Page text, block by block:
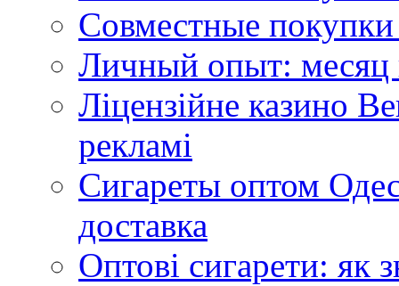
Совместные покупки
Личный опыт: месяц
Ліцензійне казино
рекламі
Сигареты оптом
доставка
Оптові сигарети: як